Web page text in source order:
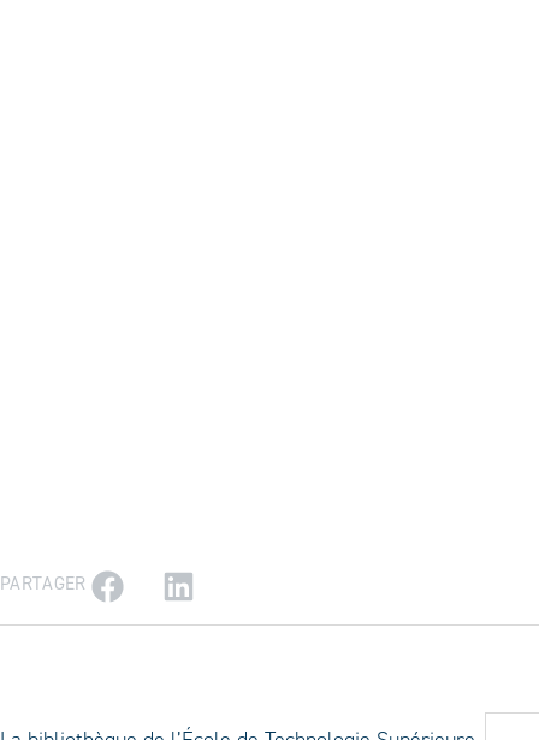
PARTAGER